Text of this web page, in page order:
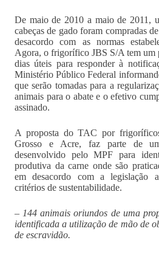
De maio de 2010 a maio de 2011,
cabeças de gado foram compradas
desacordo com as normas
Agora, o frigorífico JBS S/A tem um
dias úteis para responder à
Ministério Público Federal
que serão tomadas para a
animais para o abate e o efetivo
assinado.
A proposta do TAC por
Grosso e Acre, faz parte de
desenvolvido pelo MPF para
produtiva da carne onde são
em desacordo com a legislação
critérios de sustentabilidade.
– 144 animais oriundos de uma
identificada a utilização de mão de
de escravidão.